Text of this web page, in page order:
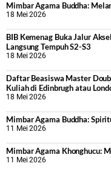
Mimbar Agama Buddha:
18 Mei 2026
BIB Kemenag Buka Jalur
Langsung Tempuh S2-S3
18 Mei 2026
Daftar Beasiswa Master
Kuliah di Edinbrugh atau
18 Mei 2026
Mimbar Agama Buddha:
11 Mei 2026
Mimbar Agama Khonghucu:
11 Mei 2026